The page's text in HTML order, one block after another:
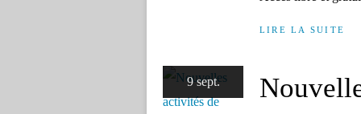
LIRE LA SUITE
9 sept.